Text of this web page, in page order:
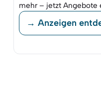
mehr – jetzt Angebote
→ Anzeigen